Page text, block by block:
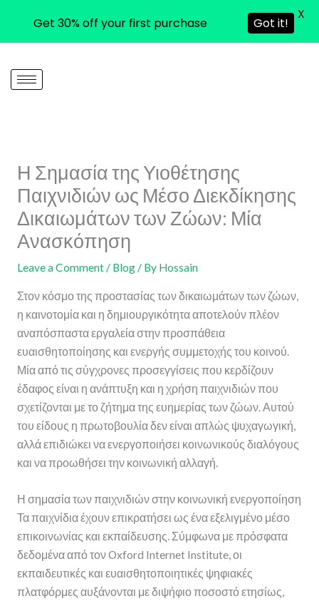
content
Η Σημασία της Υιοθέτησης
Παιχνιδιών ως Μέσο Διεκδίκησης
Δικαιωμάτων των Ζώων: Μία
Ανασκόπηση
Leave a Comment / Blog/ By Hossain
Στον κόσμο της προστασίας των δικαιωμάτων των ζώων,
η καινοτομία και η δημιουργικότητα αποτελούν πλέον
αναπόσπαστα εργαλεία στην προσπάθεια
ευαισθητοποίησης και ενεργής συμμετοχής του κοινού.
Μία από τις σύγχρονες προσεγγίσεις που κερδίζουν
έδαφος είναι η ανάπτυξη και η χρήση παιχνιδιών που
σχετίζονται με το ζήτημα της ευημερίας των ζώων. Αυτού
του είδους η πρωτοβουλία δεν είναι απλώς ψυχαγωγική,
αλλά επιδιώκει να ενεργοποιήσει κοινωνικούς διαλόγους
και να προωθήσει την κοινωνική αλλαγή.
Η σημασία των παιχνιδιών στην κοινωνική ενεργοποίηση
Τα παιχνίδια έχουν επικρατήσει ως ένα εξελιγμένο μέσο
επικοινωνίας και εκπαίδευσης. Σύμφωνα με πρόσφατα
δεδομένα από τον Oxford Internet Institute, οι
εκπαιδευτικές και ευαισθητοποιητικές ψηφιακές
πλατφόρμες αυξάνονται με διψήφιο ποσοστό ετησίως,
Get 30% off your first purchase Got it!
X